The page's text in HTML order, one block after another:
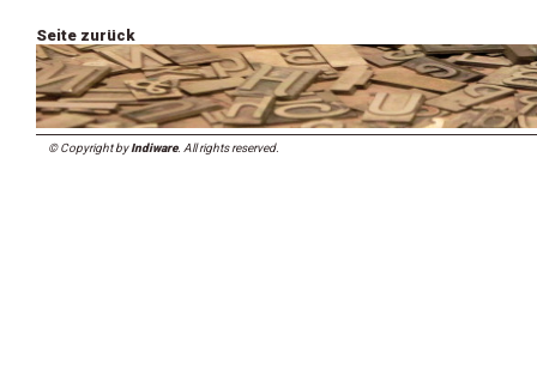
Seite zurück
© Copyright byIndiware. All rights reserved.